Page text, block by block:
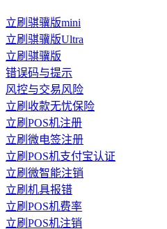
立刷骐骥版mini
立刷骐骥版Ultra
立刷骐骥版
错误码与提示
风控与交易风险
立刷收款无忧保险
立刷POS机注册
立刷微电签注册
立刷POS机支付宝认证
立刷微智能注销
立刷机具报错
立刷POS机费率
立刷POS机注销